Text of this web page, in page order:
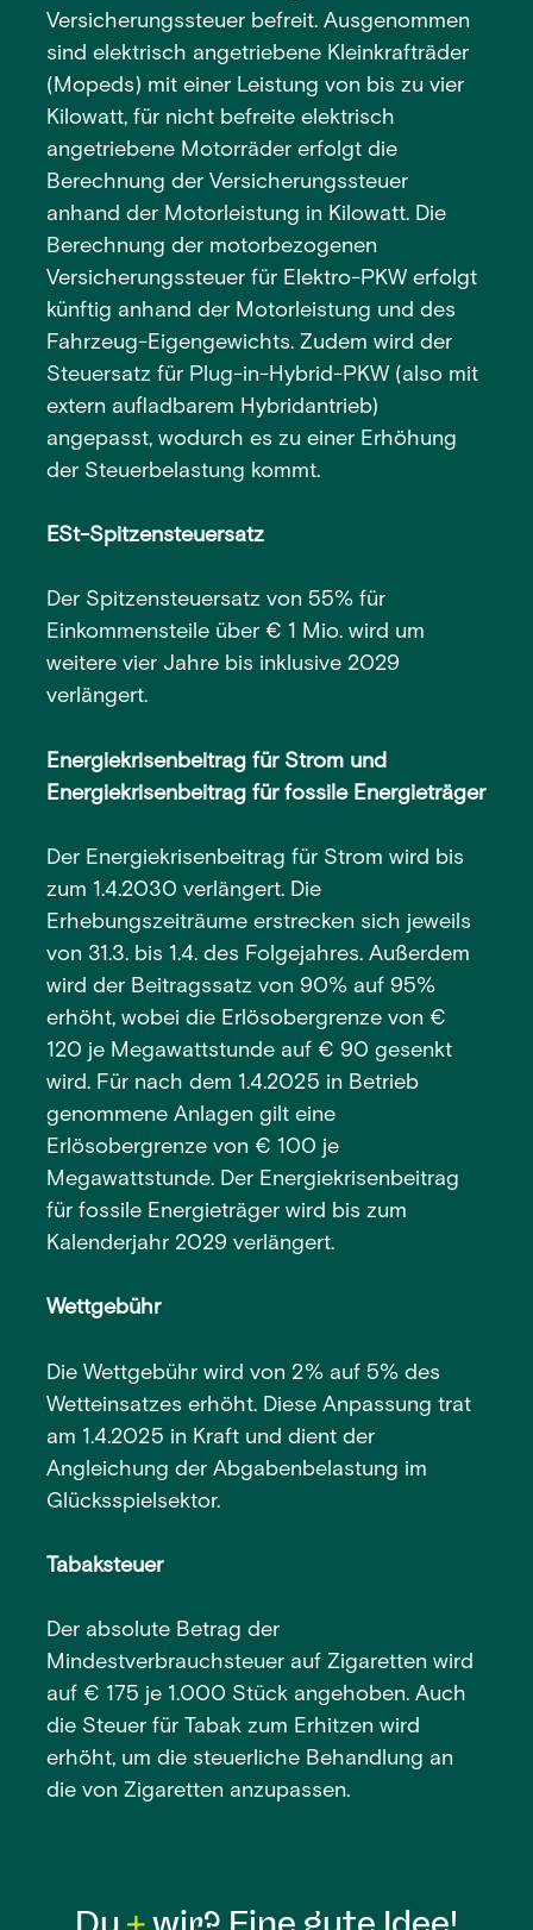
Versicherungssteuer befreit. Ausgenommen
sind elektrisch angetriebene Kleinkrafträder
(Mopeds) mit einer Leistung von bis zu vier
Kilowatt, für nicht befreite elektrisch
angetriebene Motorräder erfolgt die
Berechnung der Versicherungssteuer
anhand der Motorleistung in Kilowatt. Die
Berechnung der motorbezogenen
Versicherungssteuer für Elektro-PKW erfolgt
künftig anhand der Motorleistung und des
Fahrzeug-Eigengewichts. Zudem wird der
Steuersatz für Plug-in-Hybrid-PKW (also mit
extern aufladbarem Hybridantrieb)
angepasst, wodurch es zu einer Erhöhung
der Steuerbelastung kommt.
ESt-Spitzensteuersatz
Der Spitzensteuersatz von 55% für
Einkommensteile über € 1 Mio. wird um
weitere vier Jahre bis inklusive 2029
verlängert.
Energiekrisenbeitrag für Strom und
Energiekrisenbeitrag für fossile Energieträger
Der Energiekrisenbeitrag für Strom wird bis
zum 1.4.2030 verlängert. Die
Erhebungszeiträume erstrecken sich jeweils
von 31.3. bis 1.4. des Folgejahres. Außerdem
wird der Beitragssatz von 90% auf 95%
erhöht, wobei die Erlösobergrenze von €
120 je Megawattstunde auf € 90 gesenkt
wird. Für nach dem 1.4.2025 in Betrieb
genommene Anlagen gilt eine
Erlösobergrenze von € 100 je
Megawattstunde. Der Energiekrisenbeitrag
für fossile Energieträger wird bis zum
Kalenderjahr 2029 verlängert.
Wettgebühr
Die Wettgebühr wird von 2% auf 5% des
Wetteinsatzes erhöht. Diese Anpassung trat
am 1.4.2025 in Kraft und dient der
Angleichung der Abgabenbelastung im
Glücksspielsektor.
Tabaksteuer
Der absolute Betrag der
Mindestverbrauchsteuer auf Zigaretten wird
auf € 175 je 1.000 Stück angehoben. Auch
die Steuer für Tabak zum Erhitzen wird
erhöht, um die steuerliche Behandlung an
die von Zigaretten anzupassen.